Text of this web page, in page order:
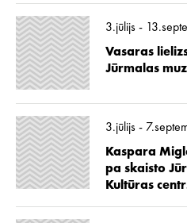
3.jūlijs -
Vasaras
Jūrmalas
3.jūlijs -
Kaspara
pa skaisto
Kultūras